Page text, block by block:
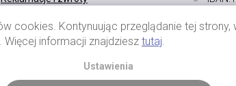
cookies. Kontynuując przeglądanie tej strony,
Więcej informacji znajdziesz tutaj.
Ustawienia
Dostawa